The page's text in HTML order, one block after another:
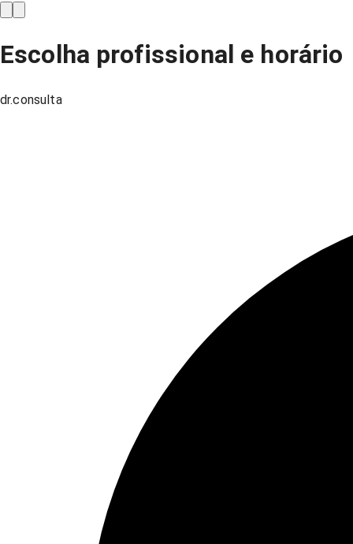
Escolha profissional e horário
dr.consulta